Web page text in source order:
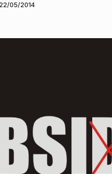
22/05/2014